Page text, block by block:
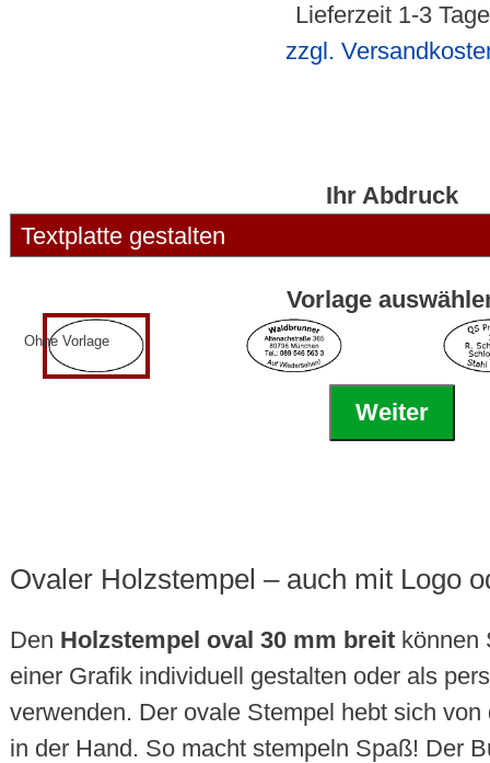
Lieferzeit 1-3 Tage
zzgl.
Ihr Abdruck
Vorlage
Ohne Vorlage
Weiter
Ovaler Holzstempel – auch mit Logo
Den Holzstempel oval 30 mm breitkönnen
einer Grafik individuell gestalten oder als
verwenden. Der ovale Stempel hebt sich
in der Hand. So macht stempeln Spaß! Der